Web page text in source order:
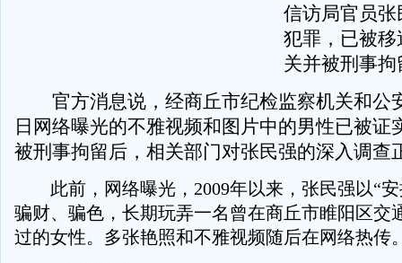
信访局官员
犯罪，已被
关并被刑事拘
官方消息说，经商丘市纪检监察机关和公
日网络曝光的不雅视频和图片中的男性已被证
被刑事拘留后，相关部门对张民强的深入调查
此前，网络曝光，2009年以来，张民强以“安
骗财、骗色，长期玩弄一名曾在商丘市睢阳区交
过的女性。多张艳照和不雅视频随后在网络热传